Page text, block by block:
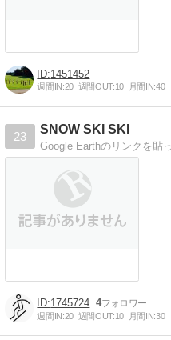
1451452
週間IN:20 週間OUT:10 月間IN:40
23
SNOW SKI SKI
1745724 4
週間IN:20 週間OUT:10 月間IN:30